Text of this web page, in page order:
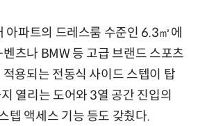
아파트의 드레스룸 수준인 6.3㎡에
츠나 BMW 등 고급 브랜드 스포츠
용되는 전동식 사이드 스텝이 탑
열리는 도어와 3열 공간 진입의
텝 액세스 기능 등도 갖췄다.